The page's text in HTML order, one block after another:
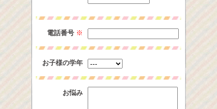
電話番号 ※
お子様の学年
お悩み